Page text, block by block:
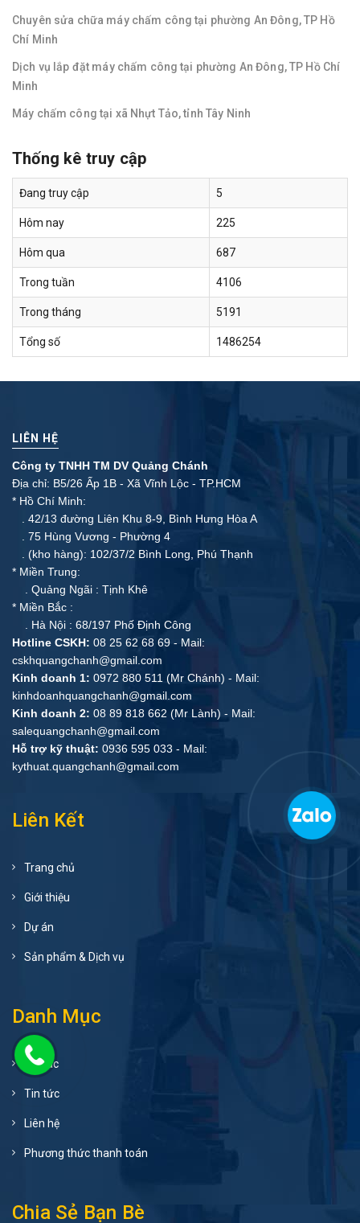
Chuyên sửa chữa máy chấm công tại phường An Đông, TP Hồ
Chí Minh
Dịch vụ lắp đặt máy chấm công tại phường An Đông, TP Hồ Chí
Minh
Máy chấm công tại xã Nhựt Tảo, tỉnh Tây Ninh
Thống kê truy cập
Đang truy cập 5
Hôm nay 225
Hôm qua 687
Trong tuần 4106
Trong tháng 5191
Tổng số 1486254
LIÊN HỆ
Công ty TNHH TM DV Quảng Chánh
Địa chỉ: B5/26 Ấp 1B - Xã Vĩnh Lộc - TP.HCM
* Hồ Chí Minh:
. 42/13 đường Liên Khu 8-9, Bình Hưng Hòa A
. 75 Hùng Vương - Phường 4
. (kho hàng): 102/37/2 Bình Long, Phú Thạnh
* Miền Trung:
. Quảng Ngãi : Tịnh Khê
* Miền Bắc :
. Hà Nội : 68/197 Phố Định Công
Hotline CSKH: 08 25 62 68 69 - Mail:
cskhquangchanh@gmail.com
Kinh doanh 1: 0972 880 511 (Mr Chánh) - Mail:
kinhdoanhquangchanh@gmail.com
Kinh doanh 2: 08 89 818 662 (Mr Lành) - Mail:
salequangchanh@gmail.com
Hỗ trợ kỹ thuật: 0936 595 033 - Mail:
kythuat.quangchanh@gmail.com
Liên Kết
Trang chủ
Giới thiệu
Dự án
Sản phẩm & Dịch vụ
Danh Mục
Đối tác
Tin tức
Liên hệ
Phương thức thanh toán
Chia Sẻ Bạn Bè